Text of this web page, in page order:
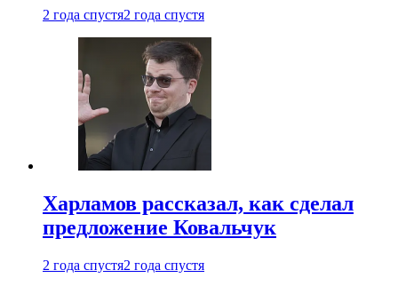
2 года спустя2 года спустя
Харламов рассказал, как сделал
предложение Ковальчук
2 года спустя2 года спустя